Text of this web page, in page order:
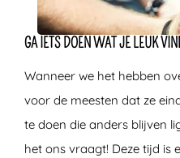
GA IETS DOEN WAT JE LEUK
Wanneer we het hebben
voor de meesten dat ze
te doen die anders blijven
het ons vraagt! Deze tijd is